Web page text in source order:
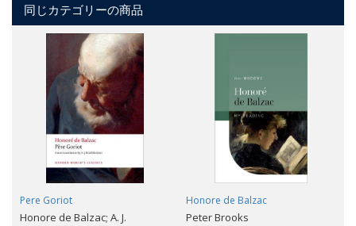
同じカテゴリーの商品
Pere Goriot
Honore de Balzac; A. J.
Honore de Balzac
Peter Brooks